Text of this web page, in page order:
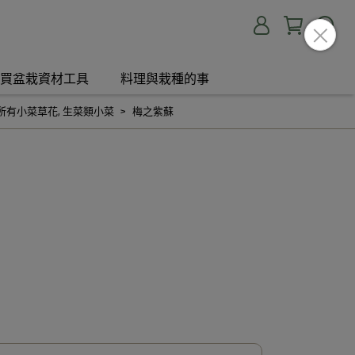
盆栽資材工具 料理與栽種的事
有小菜草花, 生菜類小菜 梅之紫蘇